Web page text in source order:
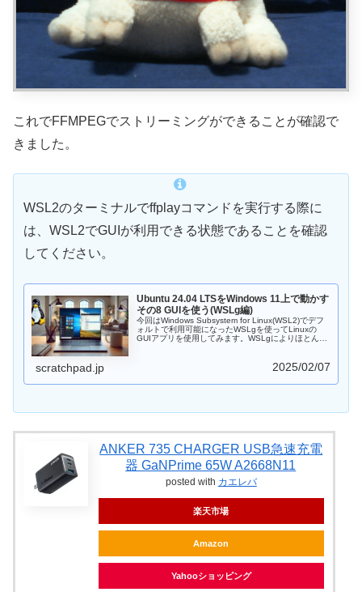
これでFFMPEGでストリーミングができることが確認で
きました。
WSL2のターミナルでffplayコマンドを実行する際に
は、WSL2でGUIが利用できる状態であることを確認
してください。
Ubuntu 24.04 LTSをWindows 11上で動かす
その8 GUIを使う(WSLg編)
今回はWindows Subsystem for Linux(WSL2)でデフ
ォルトで利用可能になったWSLgを使ってLinuxの
GUIアプリを使用してみます。WSLgによりほとんど
で、非常に手軽にGUIアプリを試せるのは非常に助か
scratchpad.jp 2025/02/07
ANKER 735 CHARGER USB急速充電
器 GaNPrime 65W A2668N11
posted with カエレバ
楽天市場
Amazon
Yahooショッピング